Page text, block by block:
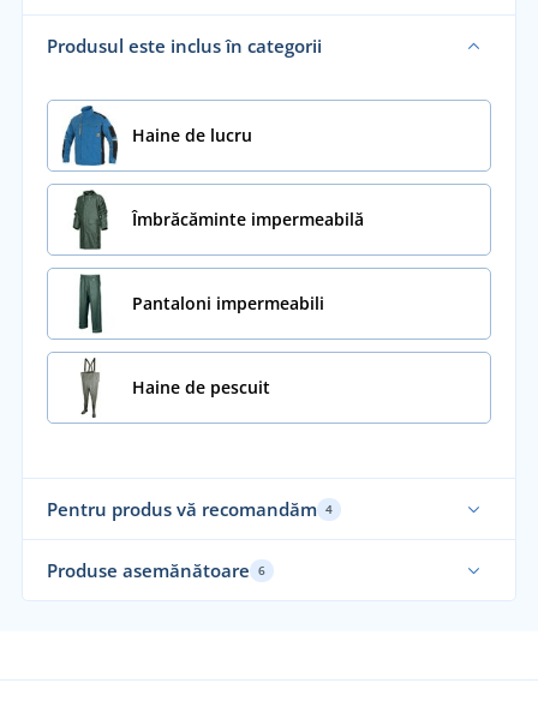
Produsul este inclus în categorii
Haine de lucru
Îmbrăcăminte impermeabilă
Pantaloni impermeabili
Haine de pescuit
Pentru produs vă recomandăm 4
Produse asemănătoare 6